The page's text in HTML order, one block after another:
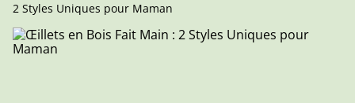
2 Styles Uniques pour Maman